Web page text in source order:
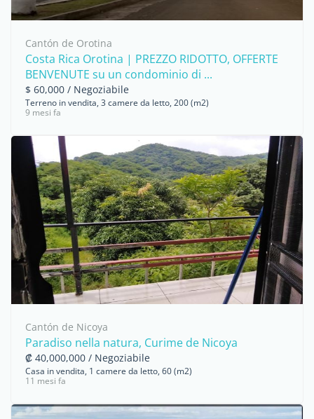
Cantón de Orotina
Costa Rica Orotina | PREZZO RIDOTTO, OFFERTE
BENVENUTE su un condominio di ...
$ 60,000 / Negoziabile
Terreno in vendita, 3 camere da letto, 200 (m2)
9 mesi fa
Cantón de Nicoya
Paradiso nella natura, Curime de Nicoya
₡ 40,000,000 / Negoziabile
Casa in vendita, 1 camere da letto, 60 (m2)
11 mesi fa